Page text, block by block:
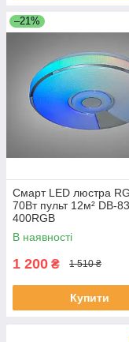
–21%
Смарт LED люстра
70Вт пульт 12м² DB-
400RGB
В наявності
1 200 ₴ 1 510 ₴
Купити